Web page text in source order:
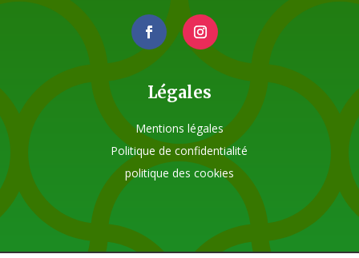
Légales
Mentions légales
Politique de confidentialité
politique des cookies